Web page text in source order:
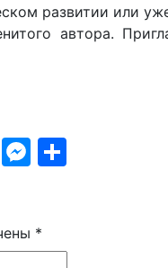
развитии или
автора.
SkypeMessenger
*